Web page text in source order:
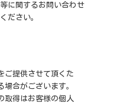
に関するお問い合わせ
ださい。
ご提供させて頂くた
合がございます。
取得はお客様の個人